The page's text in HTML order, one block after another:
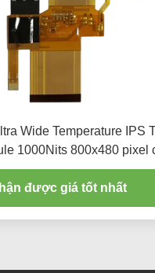
Wide Temperature IPS
1000Nits 800x480 pixel
thiết bị công nghiệp ô tô
được giá tốt nhất